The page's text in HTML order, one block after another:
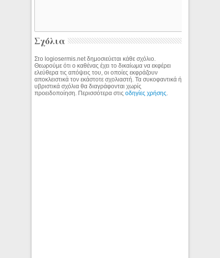
Σχόλια
Στο logiosermis.net δημοσιεύεται κάθε σχόλιο.
Θεωρούμε ότι ο καθένας έχει το δικαίωμα να εκφέρει
ελεύθερα τις απόψεις του, οι οποίες εκφράζουν
αποκλειστικά τον εκάστοτε σχολιαστή. Τα συκοφαντικά ή
υβριστικά σχόλια θα διαγράφονται χωρίς
προειδοποίηση. Περισσότερα στιςοδηγίες χρήσης